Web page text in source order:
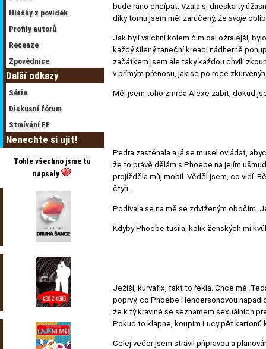
Hlášky z povídek
Profily autorů
Recenze
Zpovědnice
Další odkazy
Série
Diskusní fórum
Stmívání FF
Nenechte si ujít!
Tohle všechno jsme tu
napsaly
bude ráno chcípat. Vzala si dneska ty
díky tomu jsem měl zaručený, že svoje
Jak byli všichni kolem čím dal ožralejší,
každý šílený taneční kreaci nádherně
začátkem jsem ale taky každou chvíli
v přímým přenosu, jak se po roce
Měl jsem toho zmrda Alexe zabít, dokud
Pedra zasténala a já se musel ovládat,
že to právě dělám s Phoebe na jejím
projížděla můj mobil. Věděl jsem, co vidí.
čtyři.
Podívala se na mě se zdviženým obočím.
Kdyby Phoebe tušila, kolik ženských mi
Ježiši, kurvafix, fakt to řekla. Chce mě.
poprvý, co Phoebe Hendersonovou
že k tý kravině se seznamem sexuálních
Pokud to klapne, koupím Lucy pět kartonů
Celej večer jsem strávil přípravou a